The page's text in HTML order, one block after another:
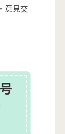
意見交